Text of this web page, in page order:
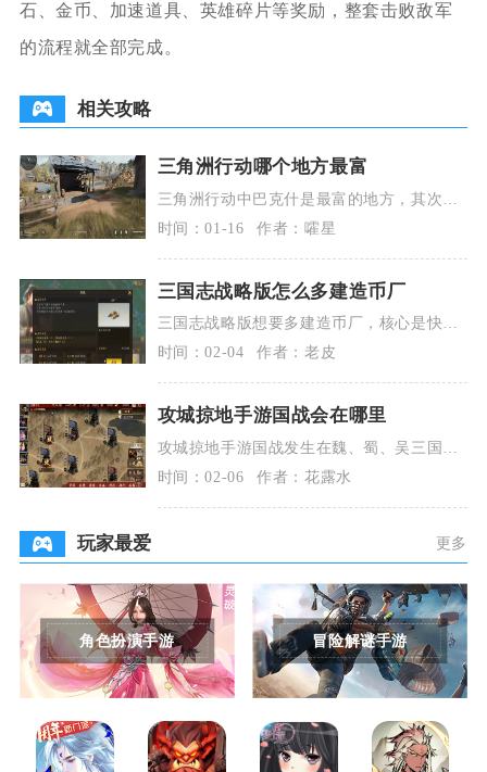
石、金币、加速道具、英雄碎片等奖励，整套击败敌军
的流程就全部完成。
相关攻略
三角洲行动哪个地方最富
三角洲行动中巴克什是最富的地方，其次是
零号大坝、航天基地，这三张地图高价值物
资密集、大红刷
时间：01-16 作者：嚯星
三国志战略版怎么多建造币厂
三国志战略版想要多建造币厂，核心是快速
提升名声值、抢占六级及以上资源地，并合
理分配高级建筑
时间：02-04 作者：老皮
攻城掠地手游国战会在哪里
攻城掠地手游国战发生在魏、蜀、吴三国共
享的超大世界地图，核心围绕247-300座城
池、关隘
时间：02-06 作者：花露水
玩家最爱 更多
角色扮演手游 冒险解谜手游